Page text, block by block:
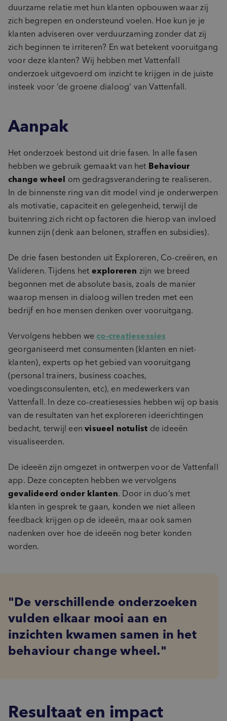
duurzame relatie met hun klanten opbouwen waar zij
zich begrepen en ondersteund voelen. Hoe kun je je
klanten adviseren over verduurzaming zonder dat zij
zich beginnen te irriteren? En wat betekent vooruitgang
voor deze klanten? Wij hebben met Vattenfall
onderzoek uitgevoerd om inzicht te krijgen in de juiste
insteek voor ‘de groene dialoog’ van Vattenfall.
Aanpak
Het onderzoek bestond uit drie fasen. In alle fasen
hebben we gebruik gemaakt van het Behaviour
change wheel om gedragsverandering te realiseren.
In de binnenste ring van dit model vind je onderwerpen
als motivatie, capaciteit en gelegenheid, terwijl de
buitenring zich richt op factoren die hierop van invloed
kunnen zijn (denk aan belonen, straffen en subsidies).
De drie fasen bestonden uit Exploreren, Co-creëren, en
Valideren. Tijdens het exploreren zijn we breed
begonnen met de absolute basis, zoals de manier
waarop mensen in dialoog willen treden met een
bedrijf en hoe mensen denken over vooruitgang.
Vervolgens hebben we co-creatiesessies
georganiseerd met consumenten (klanten en niet-
klanten), experts op het gebied van vooruitgang
(personal trainers, business coaches,
voedingsconsulenten, etc), en medewerkers van
Vattenfall. In deze co-creatiesessies hebben wij op basis
van de resultaten van het exploreren ideerichtingen
bedacht, terwijl eenvisueel notulist de ideeën
visualiseerden.
De ideeën zijn omgezet in ontwerpen voor de Vattenfall
app. Deze concepten hebben we vervolgens
gevalideerd onder klanten. Door in duo’s met
klanten in gesprek te gaan, konden we niet alleen
feedback krijgen op de ideeën, maar ook samen
nadenken over hoe de ideeën nog beter konden
worden.
De verschillende onderzoeken
vulden elkaar mooi aan en
inzichten kwamen samen in het
behaviour change wheel.
Resultaat en impact